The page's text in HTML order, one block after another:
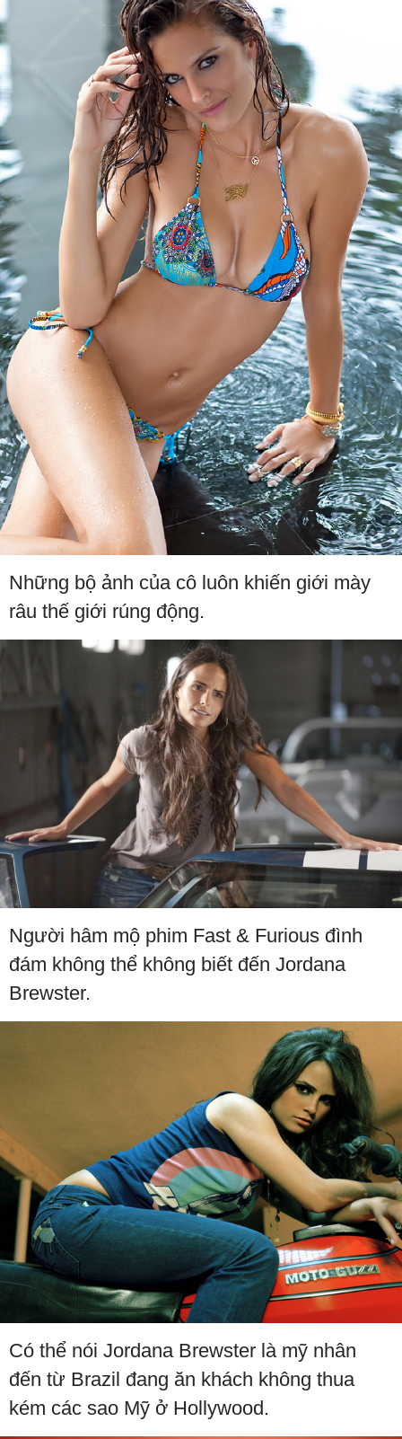
Những bộ ảnh của cô luôn khiến giới mày
râu thế giới rúng động.
Người hâm mộ phim Fast & Furious đình
đám không thể không biết đến Jordana
Brewster.
Có thể nói Jordana Brewster là mỹ nhân
đến từ Brazil đang ăn khách không thua
kém các sao Mỹ ở Hollywood.